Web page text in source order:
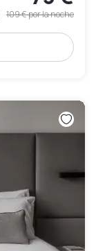
109 €por la noche